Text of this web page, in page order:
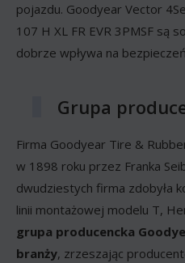
pojazdu. Goodyear Vector
107 H XL FR EVR 3PMSF są
dobrze wpływa na
Grupa
Firma Goodyear Tire &
w 1898 roku przez Franka
dwudziestych firma zdobyła
linii montażowej modelu T,
grupa producencka
branży, zrzeszając